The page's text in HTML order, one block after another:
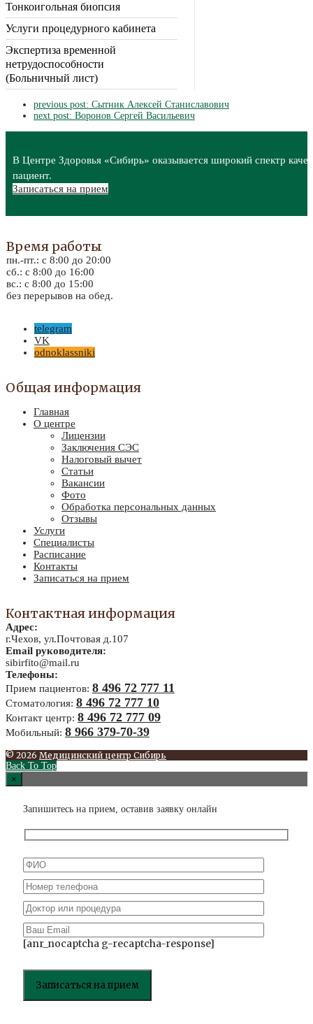
Тонкоигольная биопсия
Услуги процедурного кабинета
Экспертиза временной
нетрудоспособности
(Больничный лист)
previous post: Сытник Алексей Станиславович
next post: Воронов Сергей Васильевич
В Центре Здоровья «Сибирь» оказывается широкий спектр
пациент.
Записаться на прием
Время работы
пн.-пт.: с 8:00 до 20:00
сб.: с 8:00 до 16:00
вс.: с 8:00 до 15:00
без перерывов на обед.
telegram
VK
odnoklassniki
Общая информация
Главная
О центре
Лицензии
Заключения СЭС
Налоговый вычет
Статьи
Вакансии
Фото
Обработка персональных данных
Отзывы
Услуги
Специалисты
Расписание
Контакты
Записаться на прием
Контактная информация
Адрес:
г.Чехов, ул.Почтовая д.107
Email руководителя:
sibirfito@mail.ru
Телефоны:
Прием пациентов: 8 496 72 777 11
Стоматология: 8 496 72 777 10
Контакт центр: 8 496 72 777 09
Мобильный: 8 966 379-70-39
© 2026 Медицинский центр Сибирь
Back To Top
×
Запишитесь на прием, оставив заявку онлайн
[anr_nocaptcha g-recaptcha-response]